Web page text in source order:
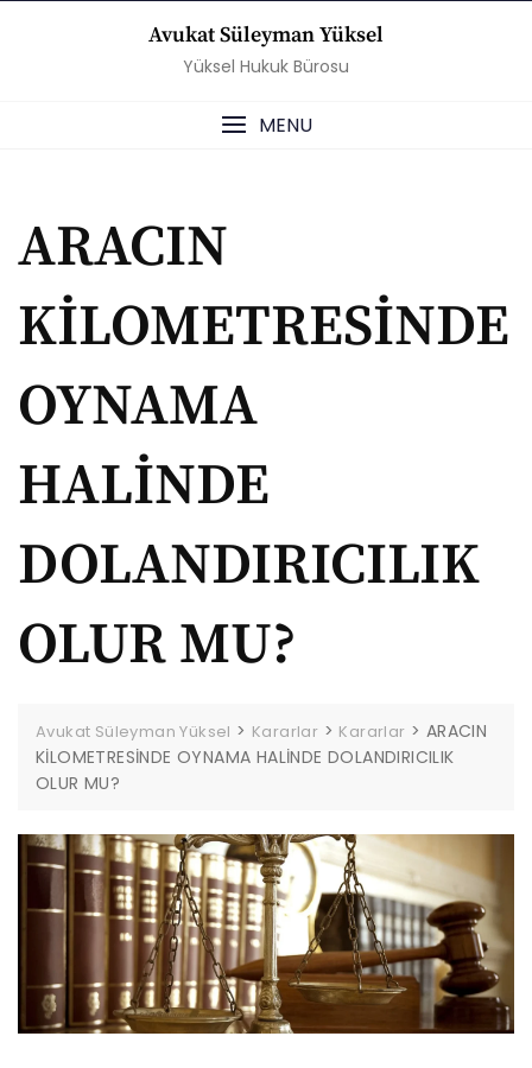
Avukat Süleyman Yüksel
Yüksel Hukuk Bürosu
MENU
ARACIN
KİLOMETRESİNDE
OYNAMA
HALİNDE
DOLANDIRICILIK
OLUR MU?
Avukat Süleyman Yüksel > Kararlar > Kararlar > ARACIN
KİLOMETRESİNDE OYNAMA HALİNDE DOLANDIRICILIK
OLUR MU?